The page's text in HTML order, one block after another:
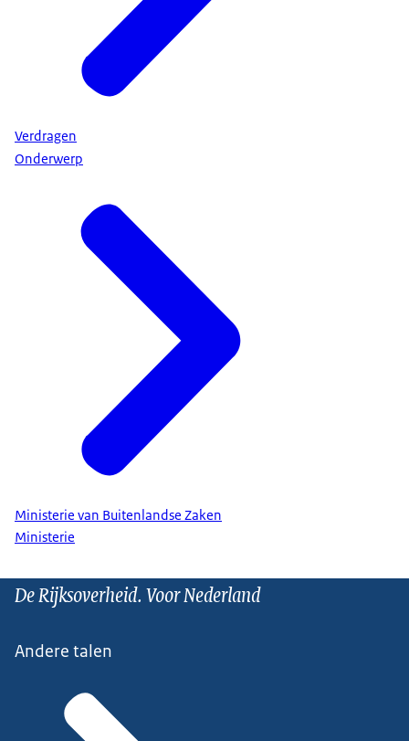
Verdragen
Onderwerp
Ministerie van Buitenlandse Zaken
Ministerie
De Rijksoverheid. Voor Nederland
Andere talen